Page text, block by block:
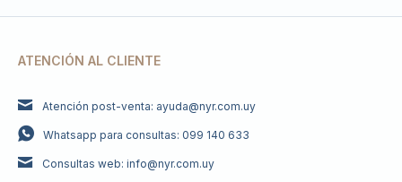
ATENCIÓN AL CLIENTE
Atención post-venta: ayuda@nyr.com.uy
Whatsapp para consultas: 099 140 633
Consultas web: info@nyr.com.uy